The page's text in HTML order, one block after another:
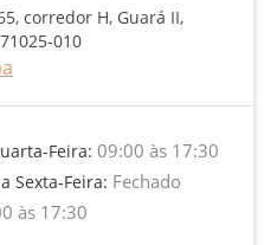
corredor H, Guará II,
010
Feira: 09:00 às 17:30
Sexta-Feira: Fechado
às 17:30